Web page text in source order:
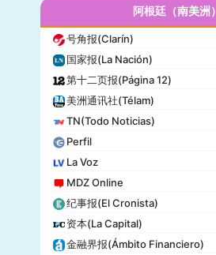
迈阿密先驱报(Miami Herald)
阿根廷（南美洲）
号角报(Clarín)
国家报(La Nación)
第十二页报(Página 12)
美洲通讯社(Télam)
TN(Todo Noticias)
Perfil
La Voz
MDZ Online
纪事报(El Cronista)
资本(La Capital)
金融界报(Ámbito Financiero)